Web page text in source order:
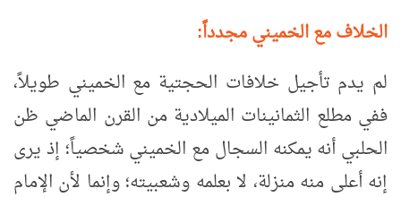
الخلاف مع الخميني مجدداً:
لم يدم تأجيل خلافات الحجتية مع الخميني طويلاً،
ففي مطلع الثمانينات الميلادية من القرن الماضي ظن
الحلبي أنه يمكنه السجال مع الخميني شخصياً؛ إذ يرى
إنه أعلى منه منزلة، لا بعلمه وشعبيته؛ وإنما لأن الإمام